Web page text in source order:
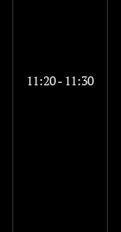
11:20 - 11:30